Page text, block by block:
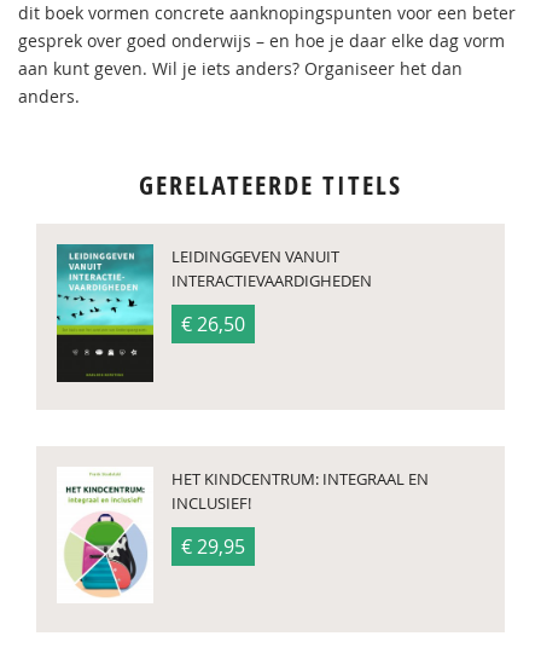
dit boek vormen concrete aanknopingspunten voor een beter
gesprek over goed onderwijs – en hoe je daar elke dag vorm
aan kunt geven. Wil je iets anders? Organiseer het dan
anders.
GERELATEERDE TITELS
LEIDINGGEVEN VANUIT
INTERACTIEVAARDIGHEDEN
€ 26,50
HET KINDCENTRUM: INTEGRAAL EN
INCLUSIEF!
€ 29,95